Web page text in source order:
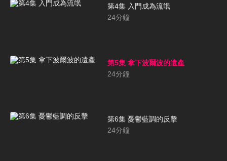
第4集 入門成為流氓
24分鐘
第5集 拿下波爾波的遺產
24分鐘
第6集 憂鬱藍調的反擊
24分鐘